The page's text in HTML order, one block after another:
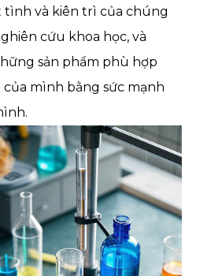
tình và kiên trì của chúng
cứu khoa học, và
sản phẩm phù hợp
mình bằng sức mạnh